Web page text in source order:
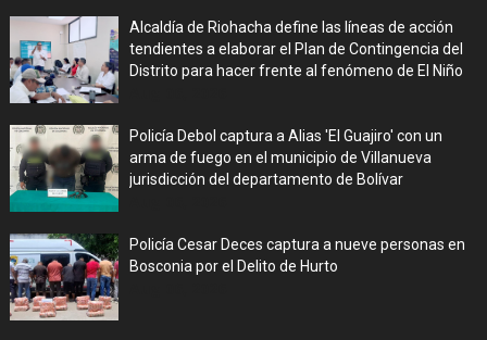
Alcaldía de Riohacha define las líneas de acción
tendientes a elaborar el Plan de Contingencia del
Distrito para hacer frente al fenómeno de El Niño
Policía Debol captura a Alias 'El Guajiro' con un
arma de fuego en el municipio de Villanueva
jurisdicción del departamento de Bolívar
Policía Cesar Deces captura a nueve personas en
Bosconia por el Delito de Hurto